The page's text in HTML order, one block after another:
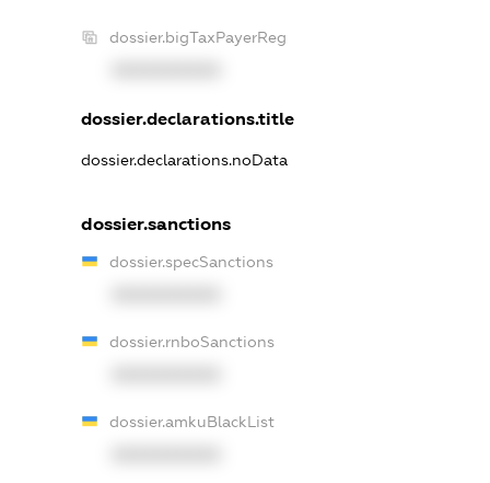
dossier.bigTaxPayerReg
dossier.declarations.title
dossier.declarations.noData
dossier.sanctions
dossier.specSanctions
dossier.rnboSanctions
dossier.amkuBlackList